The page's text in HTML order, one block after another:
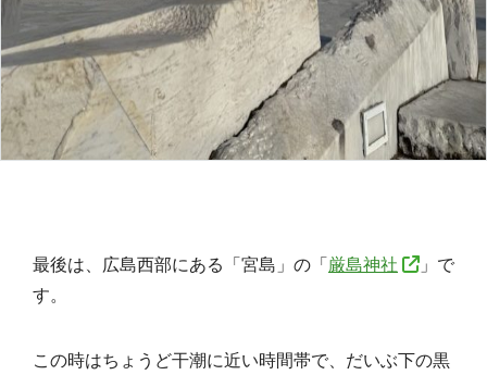
最後は、広島西部にある「宮島」の「厳島神社
」で
す。
この時はちょうど干潮に近い時間帯で、だいぶ下の黒